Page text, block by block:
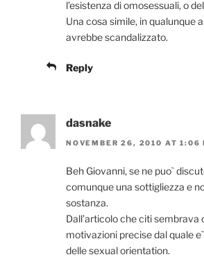
l’esistenza di omosessuali, o
Una cosa simile, in qualunque
avrebbe scandalizzato.
Reply
dasnake
NOVEMBER 26, 2010 AT 1:06
Beh Giovanni, se ne puo`
comunque una sottigliezza e
sostanza.
Dall’articolo che citi sembrava
motivazioni precise dal quale
delle sexual orientation.